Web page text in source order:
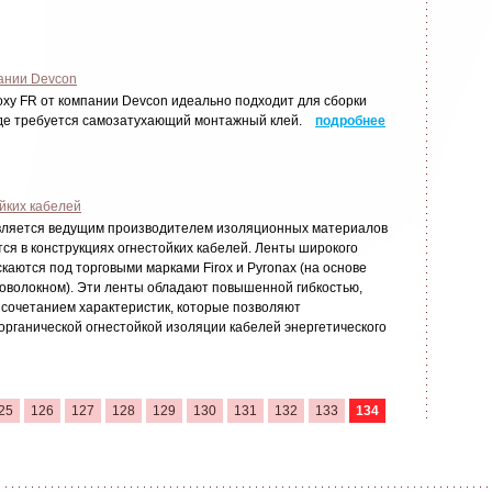
Devcon
FR от компании Devcon идеально подходит для сборки
требуется самозатухающий монтажный клей. подробнее
кабелей
ведущим производителем изоляционных материалов
в конструкциях огнестойких кабелей. Ленты широкого
под торговыми марками Firox и Pyronax (на основе
Эти ленты обладают повышенной гибкостью,
характеристик, которые позволяют
огнестойкой изоляции кабелей энергетического
126 127 128 129 130 131 132 133 134